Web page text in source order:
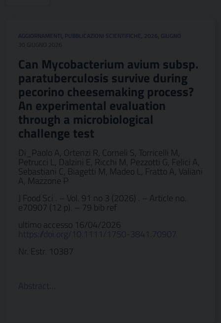
AGGIORNAMENTI, PUBBLICAZIONI SCIENTIFICHE, 2026, GIUGNO
30 GIUGNO 2026
Can Mycobacterium avium subsp.
paratuberculosis survive during
pecorino cheesemaking process?
An experimental evaluation
through a microbiological
challenge test
Di_Paolo A, Ortenzi R, Corneli S, Torricelli M,
Petrucci L, Dalzini E, Ricchi M, Pezzotti G, Felici A,
Sebastiani C, Biagetti M, Madeo L, Fratto A, Valiani
A, Mazzone P
J Food Sci . – Vol. 91 no 3 (2026) . – Article no.
e70907 (12 p). – 79 bib ref
ultimo accesso 16/04/2026
https://doi.org/10.1111/1750-3841.70907
Nr. Estr. 10387
Abstract…